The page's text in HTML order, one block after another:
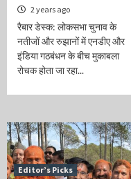
2 years ago
रैबार डेस्क: लोकसभा चुनाव के
नतीजों और रुझानों में एनडीए और
इंडिया गठबंधन के बीच मुकाबला
रोचक होता जा रहा...
Editor’s Picks